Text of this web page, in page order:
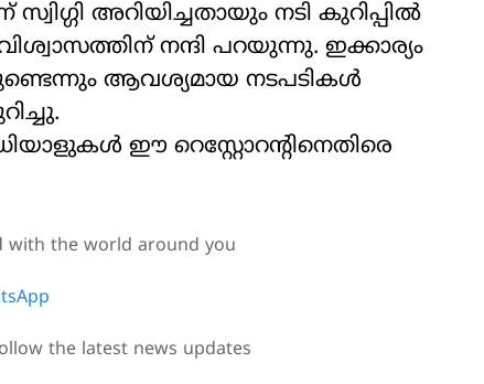
അറിയിച്ചതായും നടി കുറിപ്പിൽ
നന്ദി പറയുന്നു. ഇക്കാര്യം
ആവശ്യമായ നടപടികൾ
ഈ റെസ്റ്റോറന്റിനെതിരെ
with the world around you
the latest news updates